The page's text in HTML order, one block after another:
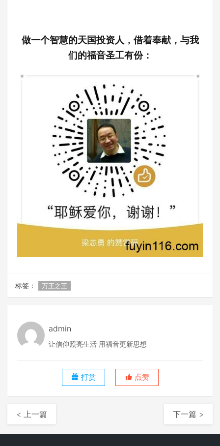
做一个智慧的天国投资人，借着奉献，与我
们的福音圣工有份：
标签： 万王之王
admin
让信仰照亮生活 用福音更新思想
打赏 点赞
< 上一篇 下一篇 >